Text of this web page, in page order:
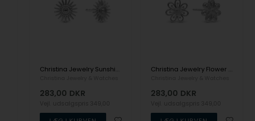
Christina Jewelry Sunshine Ørehænger
283,00 DKR
Christina Jewelry Flower Heaven Ørehænger
283,00 DKR